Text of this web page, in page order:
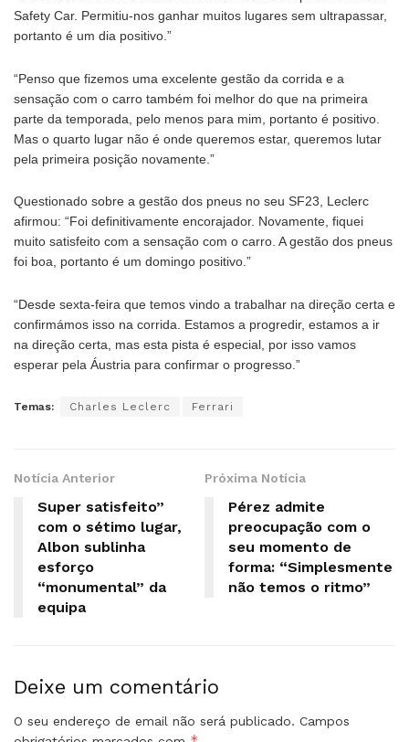
Safety Car. Permitiu-nos ganhar muitos lugares sem ultrapassar,
portanto é um dia positivo.”
“Penso que fizemos uma excelente gestão da corrida e a
sensação com o carro também foi melhor do que na primeira
parte da temporada, pelo menos para mim, portanto é positivo.
Mas o quarto lugar não é onde queremos estar, queremos lutar
pela primeira posição novamente.”
Questionado sobre a gestão dos pneus no seu SF23, Leclerc
afirmou: “Foi definitivamente encorajador. Novamente, fiquei
muito satisfeito com a sensação com o carro. A gestão dos pneus
foi boa, portanto é um domingo positivo.”
“Desde sexta-feira que temos vindo a trabalhar na direção certa e
confirmámos isso na corrida. Estamos a progredir, estamos a ir
na direção certa, mas esta pista é especial, por isso vamos
esperar pela Áustria para confirmar o progresso.”
Temas: Charles Leclerc Ferrari
Notícia Anterior
Super satisfeito”
com o sétimo lugar,
Albon sublinha
esforço
“monumental” da
equipa
Próxima Notícia
Pérez admite
preocupação com o
seu momento de
forma: “Simplesmente
não temos o ritmo”
Deixe um comentário
O seu endereço de email não será publicado. Campos